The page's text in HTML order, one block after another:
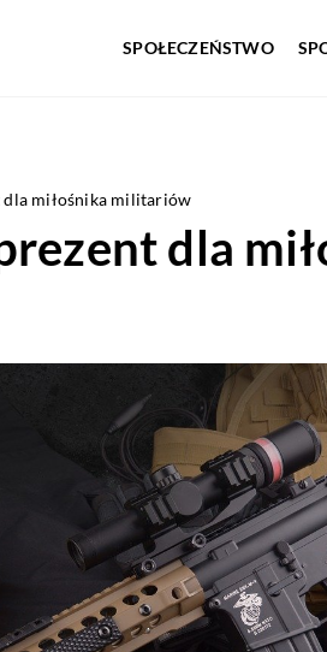
SPOŁECZEŃSTWO
dla miłośnika militariów
dla